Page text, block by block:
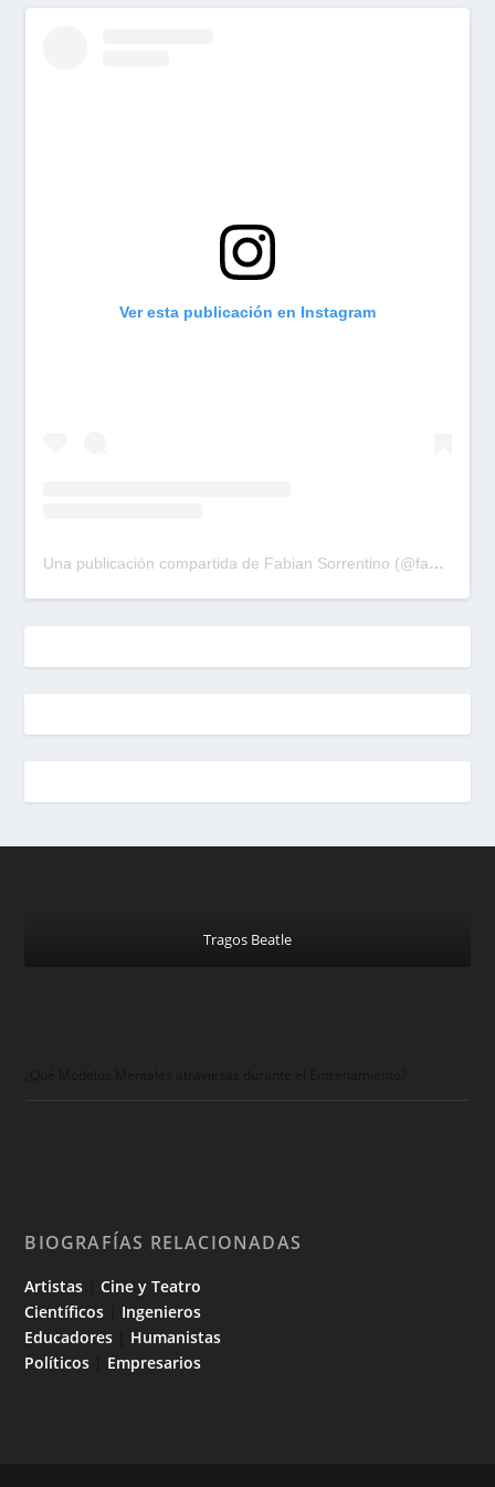
Ver esta publicación en Instagram
Una publicación compartida de Fabian Sorrentino (@fabiansonria)
Tragos Beatle
BIOGRAFÍAS RELACIONADAS
Artistas |Cine y Teatro
Científicos
Ingenieros
Educadores
Humanistas
Políticos
Empresarios